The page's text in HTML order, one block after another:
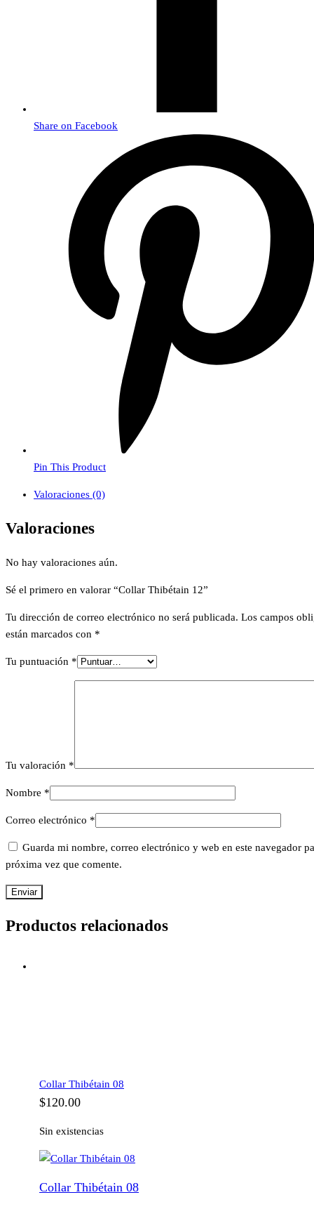
Share on Facebook
Pin This Product
Valoraciones (0)
Valoraciones
No hay valoraciones aún.
Sé el primero en valorar “Collar Thibétain 12”
Tu dirección de correo electrónico no será publicada. Los campos
están marcados con *
Tu puntuación *
Tu valoración *
Nombre *
Correo electrónico *
Guarda mi nombre, correo electrónico y web en este navegador
próxima vez que comente.
Productos relacionados
Collar Thibétain 08
$120.00
Sin existencias
Collar Thibétain 08